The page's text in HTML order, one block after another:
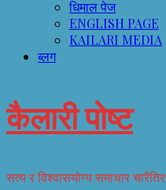
धिमाल पेज
ENGLISH PAGE
KAILARI MEDIA
ब्लग
कैलारी पोष्ट
सत्य र विश्वासयोग्य समाचार चारैतिर